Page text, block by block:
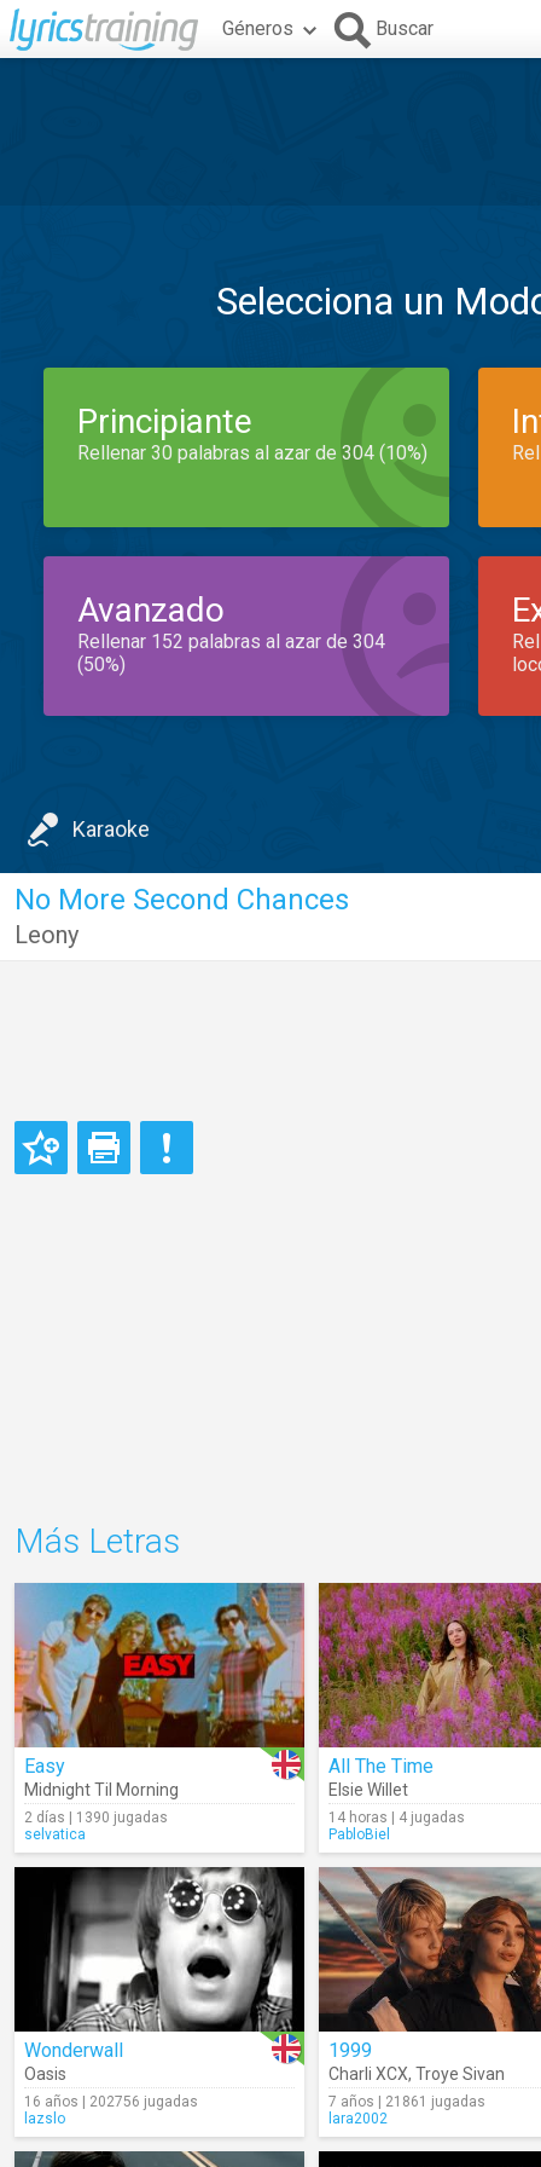
Géneros Buscar
Selecciona un
Principiante
Rellenar 30 palabras al azar de 304 (10%)
Avanzado
Rellenar 152 palabras al azar de 304
(50%)
Karaoke
No More Second Chances
Leony
Más Letras
Easy
Midnight Til Morning
2 días | 1390 jugadas
selvatica
All The Time
Elsie Willet
14 horas | 4 jugadas
PabloBiel
Wonderwall
Oasis
16 años | 202756 jugadas
lazslo
1999
Charli XCX, Troye Sivan
7 años | 21861 jugadas
lara2002